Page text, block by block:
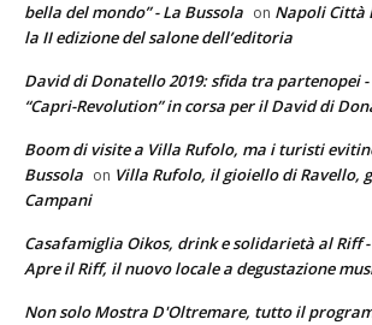
bella del mondo” - La Bussola on Napoli Città
la II edizione del salone dell’editoria
David di Donatello 2019: sfida tra partenopei -
“Capri-Revolution” in corsa per il David di
Boom di visite a Villa Rufolo, ma i turisti
Bussola on Villa Rufolo, il gioiello di Ravello,
Campani
Casafamiglia Oikos, drink e solidarietà al Riff -
Apre il Riff, il nuovo locale a degustazione
Non solo Mostra D'Oltremare, tutto il